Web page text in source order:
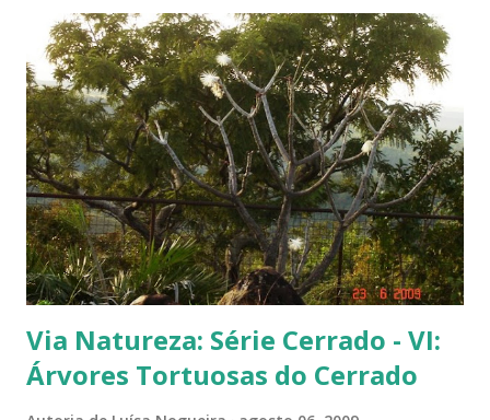
mostrar a polpa. A pele é bem fininha... Cada uma das
frutinhas possui duas sementes, parecendo uma semente dividida.
Duas frutinhas ao lado de um jambo. Essa foto foi feita ontem,
domingo, após a colheita. ----------------------------
Via Natureza: Série Cerrado - VI:
Árvores Tortuosas do Cerrado